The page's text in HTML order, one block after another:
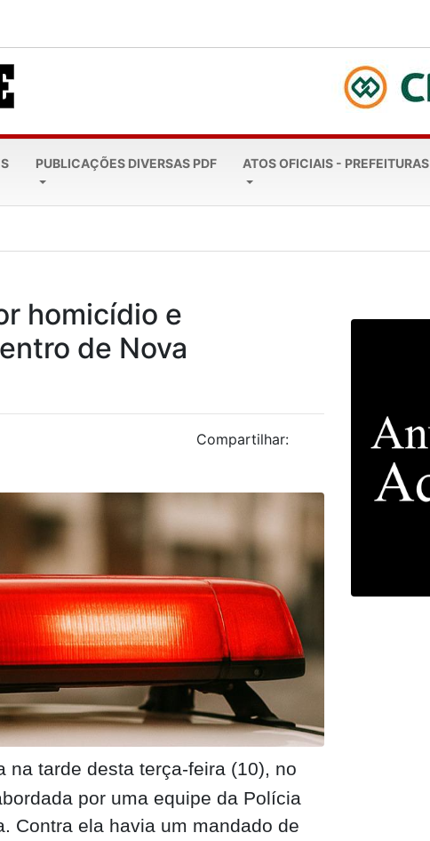
PUBLICAÇÕES DIVERSAS PDF ATOS OFICIAIS - PREFEITURAS
homicídio e
de Nova
Compartilhar:
na tarde desta terça-feira (10), no
por uma equipe da Polícia
Contra ela havia um mandado de